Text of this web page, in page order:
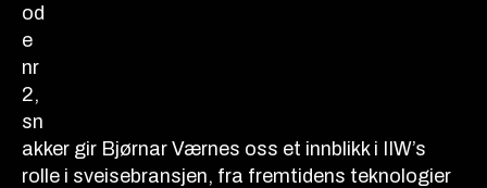
od
e
nr
2,
sn
akker gir Bjørnar Værnes oss et innblikk i IIW’s
rolle i sveisebransjen, fra fremtidens teknologier